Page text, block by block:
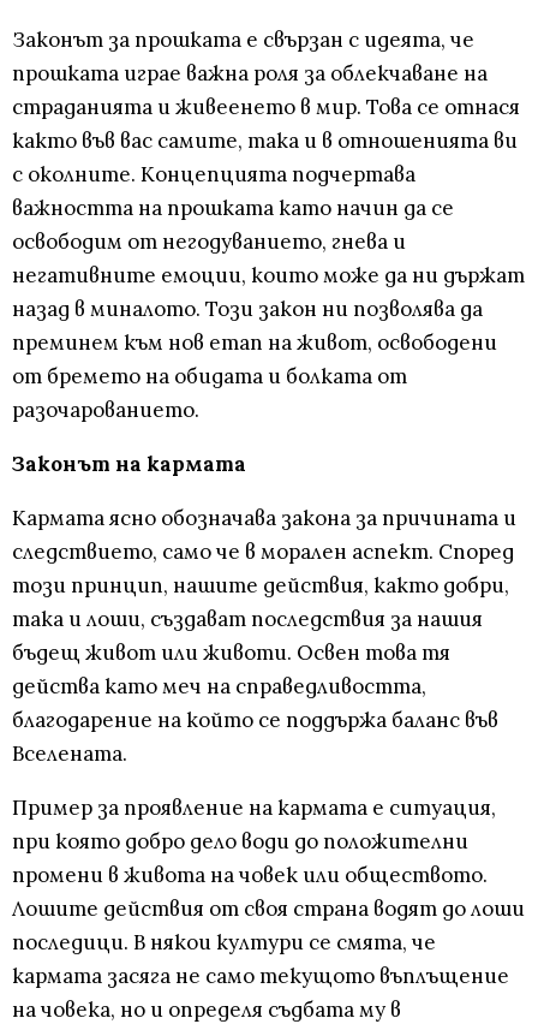
Законът за прошката е свързан с идеята, че
прошката играе важна роля за облекчаване на
страданията и живеенето в мир. Това се отнася
както във вас самите, така и в отношенията ви
с околните. Концепцията подчертава
важността на прошката като начин да се
освободим от негодуванието, гнева и
негативните емоции, които може да ни държат
назад в миналото. Този закон ни позволява да
преминем към нов етап на живот, освободени
от бремето на обидата и болката от
разочарованието.
Законът на кармата
Кармата ясно обозначава закона за причината и
следствието, само че в морален аспект. Според
този принцип, нашите действия, както добри,
така и лоши, създават последствия за нашия
бъдещ живот или животи. Освен това тя
действа като меч на справедливостта,
благодарение на който се поддържа баланс във
Вселената.
Пример за проявление на кармата е ситуация,
при която добро дело води до положителни
промени в живота на човек или обществото.
Лошите действия от своя страна водят до лоши
последици. В някои култури се смята, че
кармата засяга не само текущото въплъщение
на човека, но и определя съдбата му в